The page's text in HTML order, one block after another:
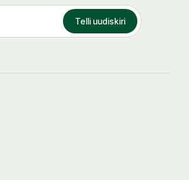
Telli uudiskiri